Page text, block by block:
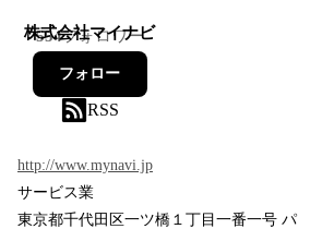
株式会社マイナビ
554フォロワー
フォロー
RSS
http://www.mynavi.jp
サービス業
東京都千代田区一ツ橋１丁目一番一号 パ